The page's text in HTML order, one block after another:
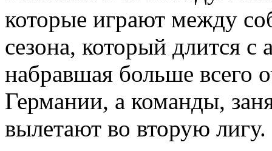
которые играют между
сезона, который длится
набравшая больше всего
Германии, а команды,
вылетают во вторую лигу.